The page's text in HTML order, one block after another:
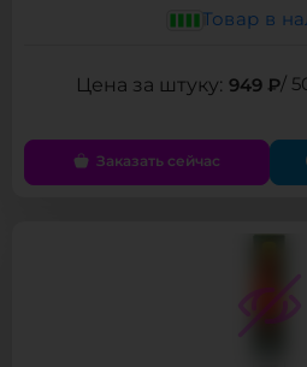
Товар в
949 ₽/
Заказать сейчас